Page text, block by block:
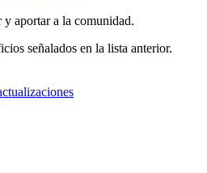
y aportar a la comunidad.
señalados en la lista anterior.